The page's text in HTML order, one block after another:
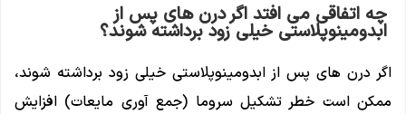
چه اتفاقی می افتد اگر درن های پس از
ابدومینوپلاستی خیلی زود برداشته شوند؟
اگر درن های پس از ابدومینوپلاستی خیلی زود برداشته شوند،
ممکن است خطر تشکیل سروما (جمع آوری مایعات) افزایش